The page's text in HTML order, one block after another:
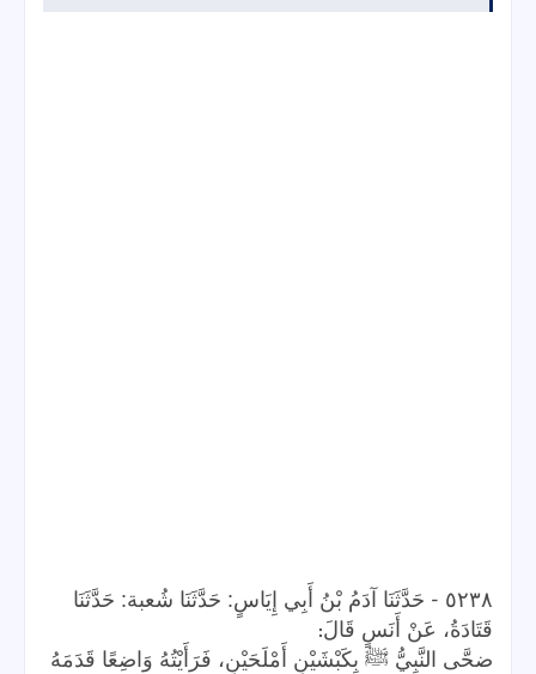
٥٢٣٨ - حَدَّثَنَا آدَمُ بْنُ أَبِي إِيَاسٍ: حَدَّثَنَا شُعبة: حَدَّثَنَا
قَتَادَةُ، عَنْ أَنَسٍ قَالَ:
ضحَّى النَّبِيُّ ﷺ بِكَبْشَيْنِ أَمْلَحَيْنِ، فَرَأَيْتُهُ وَاضِعًا قَدَمَهُ